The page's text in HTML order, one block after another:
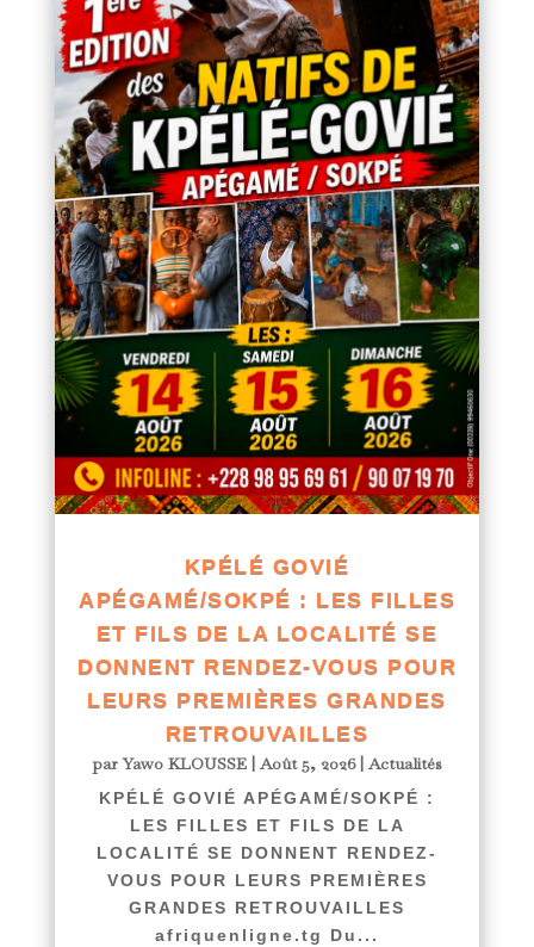
KPÉLÉ GOVIÉ
APÉGAMÉ/SOKPÉ : LES FILLES
ET FILS DE LA LOCALITÉ SE
DONNENT RENDEZ-VOUS POUR
LEURS PREMIÈRES GRANDES
RETROUVAILLES
parYawo KLOUSSE|Août 5, 2026|Actualités
KPÉLÉ GOVIÉ APÉGAMÉ/SOKPÉ :
LES FILLES ET FILS DE LA
LOCALITÉ SE DONNENT RENDEZ-
VOUS POUR LEURS PREMIÈRES
GRANDES RETROUVAILLES
afriquenligne.tg Du...